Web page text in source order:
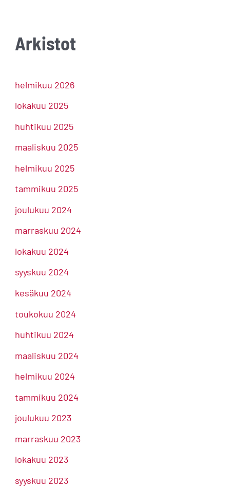
Arkistot
helmikuu 2026
lokakuu 2025
huhtikuu 2025
maaliskuu 2025
helmikuu 2025
tammikuu 2025
joulukuu 2024
marraskuu 2024
lokakuu 2024
syyskuu 2024
kesäkuu 2024
toukokuu 2024
huhtikuu 2024
maaliskuu 2024
helmikuu 2024
tammikuu 2024
joulukuu 2023
marraskuu 2023
lokakuu 2023
syyskuu 2023